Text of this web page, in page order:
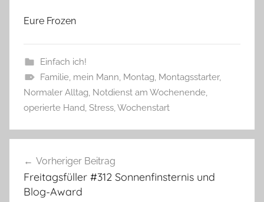
Eure Frozen
Einfach ich!
Familie, mein Mann, Montag, Montagsstarter,
Normaler Alltag, Notdienst am Wochenende,
operierte Hand, Stress,Wochenstart
Vorheriger Beitrag
Freitagsfüller #312 Sonnenfinsternis und
Blog-Award